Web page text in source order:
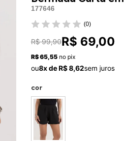
177646
(0)
R$ 99,90R$ 69,00
R$ 65,55 no pix
ou8x de R$ 8,62sem juros
cor